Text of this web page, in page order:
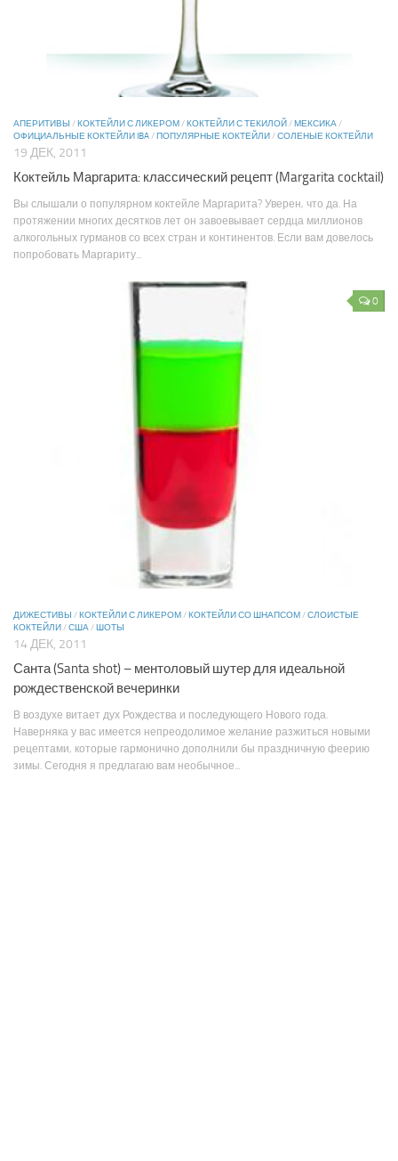
АПЕРИТИВЫ /КОКТЕЙЛИ С ЛИКЕРОМ/КОКТЕЙЛИ С ТЕКИЛОЙ/МЕКСИКА/
ОФИЦИАЛЬНЫЕ КОКТЕЙЛИ IBA/ПОПУЛЯРНЫЕ КОКТЕЙЛИ/СОЛЕНЫЕ КОКТЕЙЛИ
19 ДЕК, 2011
Коктейль Маргарита: классический рецепт (Margarita cocktail)
Вы слышали о популярном коктейле Маргарита? Уверен, что да. На
протяжении многих десятков лет он завоевывает сердца миллионов
алкогольных гурманов со всех стран и континентов. Если вам довелось
попробовать Маргариту...
0
ДИЖЕСТИВЫ /КОКТЕЙЛИ С ЛИКЕРОМ/КОКТЕЙЛИ СО ШНАПСОМ/СЛОИСТЫЕ
КОКТЕЙЛИ/США/ШОТЫ
14 ДЕК, 2011
Санта (Santa shot) – ментоловый шутер для идеальной
рождественской вечеринки
В воздухе витает дух Рождества и последующего Нового года.
Наверняка у вас имеется непреодолимое желание разжиться новыми
рецептами, которые гармонично дополнили бы праздничную феерию
зимы. Сегодня я предлагаю вам необычное...